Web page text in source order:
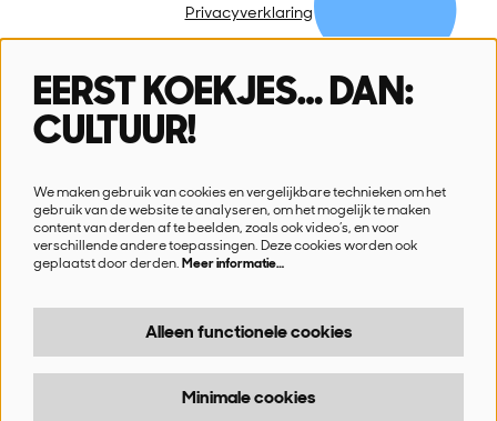
Privacyverklaring
Volg ons
Schrijf je in voor onze nieuwsbrief
Ik wil nieuws!
EERST KOEKJES… DAN:
CULTUUR!
We maken gebruik van cookies en vergelijkbare technieken om het
gebruik van de website te analyseren, om het mogelijk te maken
content van derden af te beelden, zoals ook video’s, en voor
verschillende andere toepassingen. Deze cookies worden ook
geplaatst door derden.Meer informatie…
Alleen functionele cookies
Minimale cookies